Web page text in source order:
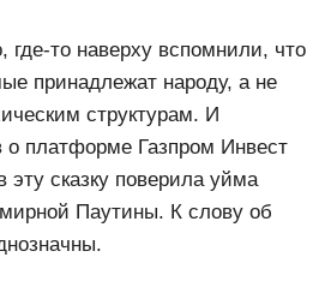
где-то наверху вспомнили, что
принадлежат народу, а не
структурам. И
о платформе Газпром Инвест
эту сказку поверила уйма
Паутины. К слову об